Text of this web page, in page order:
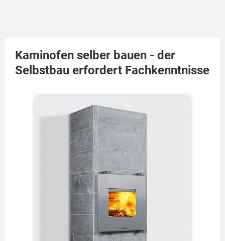
Kaminofen selber bauen - der
Selbstbau erfordert Fachkenntnisse